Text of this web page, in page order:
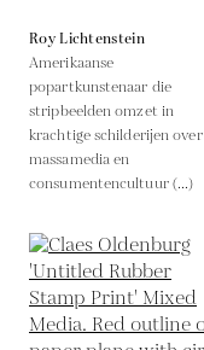
Roy Lichtenstein
Amerikaanse
popartkunstenaar die
stripbeelden omzet in
krachtige schilderijen over
massamedia en
consumentencultuur (...)